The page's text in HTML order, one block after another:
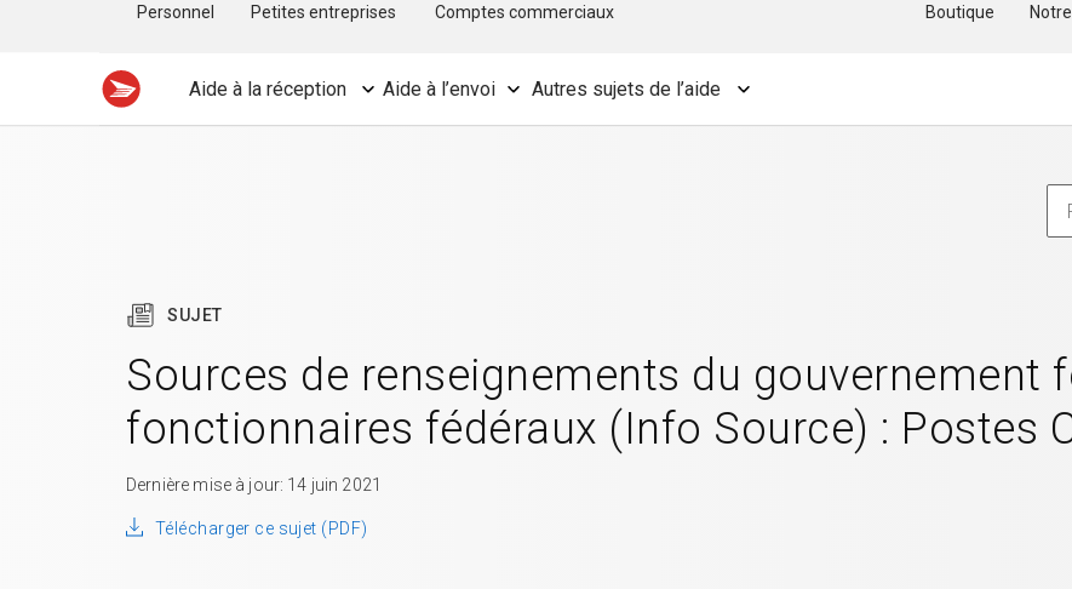
Personnel Petites entreprises Comptes commerciaux Boutique
Aide à la réception Aide à l’envoi Autres sujets de l’aide
SUJET
Sources de renseignements du gouvernement
fonctionnaires fédéraux (Info Source) : Postes
Dernière mise à jour: 14 juin 2021
Télécharger ce sujet (PDF)